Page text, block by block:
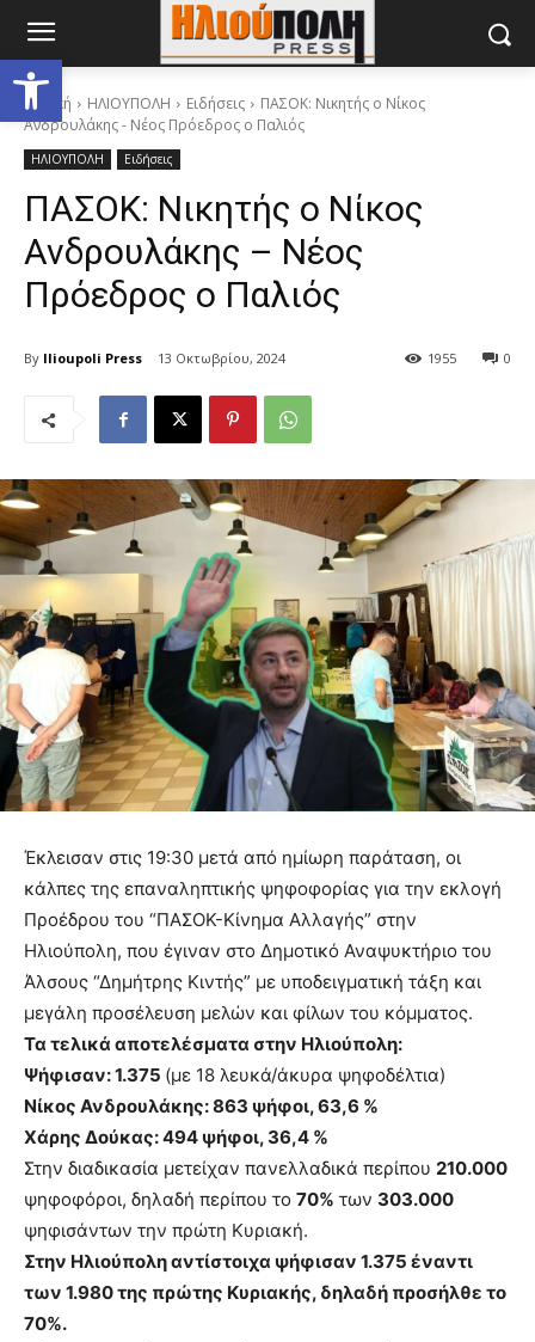
Ανοίξτε τη γραμμή εργαλείων
Αρχική ΗΛΙΟΥΠΟΛΗ Ειδήσεις
ΠΑΣΟΚ: Νικητής ο Νίκος
Ανδρουλάκης - Νέος Πρόεδρος ο Παλιός
ΗΛΙΟΥΠΟΛΗ Ειδήσεις
ΠΑΣΟΚ: Νικητής ο Νίκος
Ανδρουλάκης – Νέος
Πρόεδρος ο Παλιός
By Ilioupoli Press 13 Οκτωβρίου, 2024 0
1955
Έκλεισαν στις 19:30 μετά από ημίωρη παράταση, οι
κάλπες της επαναληπτικής ψηφοφορίας για την εκλογή
Προέδρου του “ΠΑΣΟΚ-Κίνημα Αλλαγής” στην
Ηλιούπολη, που έγιναν στο Δημοτικό Αναψυκτήριο του
Άλσους “Δημήτρης Κιντής” με υποδειγματική τάξη και
μεγάλη προσέλευση μελών και φίλων του κόμματος.
Τα τελικά αποτελέσματα στην Ηλιούπολη:
Ψήφισαν: 1.375 (με 18 λευκά/άκυρα ψηφοδέλτια)
Νίκος Ανδρουλάκης: 863 ψήφοι, 63,6 %
Χάρης Δούκας: 494 ψήφοι, 36,4 %
Στην διαδικασία μετείχαν πανελλαδικά περίπου 210.000
ψηφοφόροι, δηλαδή περίπου το 70% των 303.000
ψηφισάντων την πρώτη Κυριακή.
Στην Ηλιούπολη αντίστοιχα ψήφισαν 1.375 έναντι
των 1.980 της πρώτης Κυριακής, δηλαδή προσήλθε το
70%.